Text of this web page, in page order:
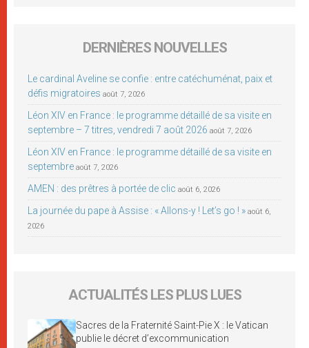
DERNIÈRES NOUVELLES
Le cardinal Aveline se confie : entre catéchuménat, paix et
défis migratoires août 7, 2026
Léon XIV en France : le programme détaillé de sa visite en
septembre – 7 titres, vendredi 7 août 2026 août 7, 2026
Léon XIV en France : le programme détaillé de sa visite en
septembre août 7, 2026
AMEN : des prêtres à portée de clic août 6, 2026
La journée du pape à Assise : « Allons-y ! Let’s go ! » août 6,
2026
ACTUALITÉS LES PLUS LUES
Sacres de la Fraternité Saint-Pie X : le Vatican
publie le décret d’excommunication